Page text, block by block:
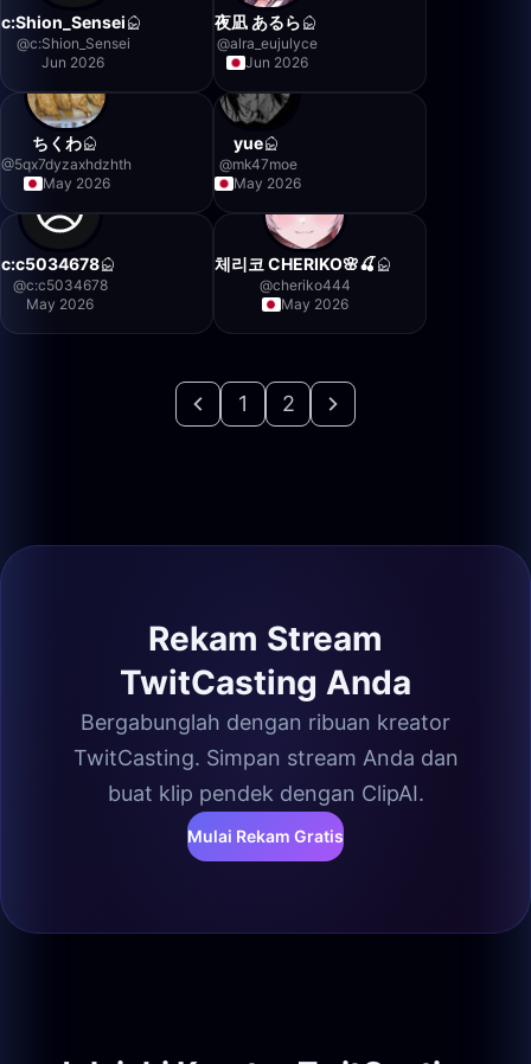
c:Shion_Sensei
@c:Shion_Sensei
Jun 2026
夜凪 あるら
@alra_eujulyce
Jun 2026
ちくわ
@5qx7dyzaxhdzhth
May 2026
yue
@mk47moe
May 2026
c:c5034678
@c:c5034678
May 2026
체리코 CHERIKO🌸🍒
@cheriko444
May 2026
1 2
Rekam Stream
TwitCasting Anda
Bergabunglah dengan ribuan kreator
TwitCasting. Simpan stream Anda dan
buat klip pendek dengan ClipAI.
Mulai Rekam Gratis